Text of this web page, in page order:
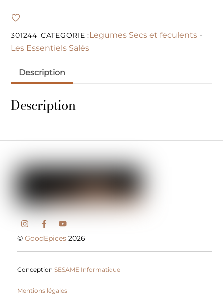
301244 CATEGORIE :Legumes Secs et feculents-
Les Essentiels Salés
Description
Description
©GoodEpices 2026
ConceptionSESAME Informatique
Mentions légales